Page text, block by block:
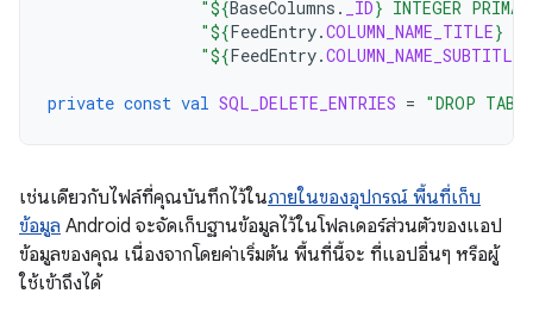
"${BaseColumns . _ID} INTEGER
"${FeedEntry.COLUMN_NAME_TITLE}
"${FeedEntry.COLUMN_NAME_SUBTITLE
private const val SQL_DELETE_ENTRIES = "DROP
เช่นเดียวกับไฟล์ที่คุณบันทึกไว้ในภายในของอุปกรณ์ พื้นที่เก็บ
ข้อมูล Android จะจัดเก็บฐานข้อมูลไว้ในโฟลเดอร์ส่วนตัวของแอป
ข้อมูลของคุณ เนื่องจากโดยค่าเริ่มต้น พื้นที่นี้จะ ที่แอปอื่นๆ หรือผู้
ใช้เข้าถึงได้